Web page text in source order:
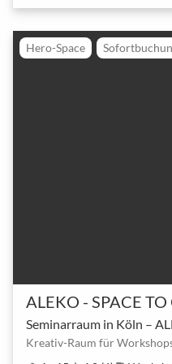
Hero-Space
ALEKO - SPACE
Seminarraum in Köln –
Kreativ-Raum für